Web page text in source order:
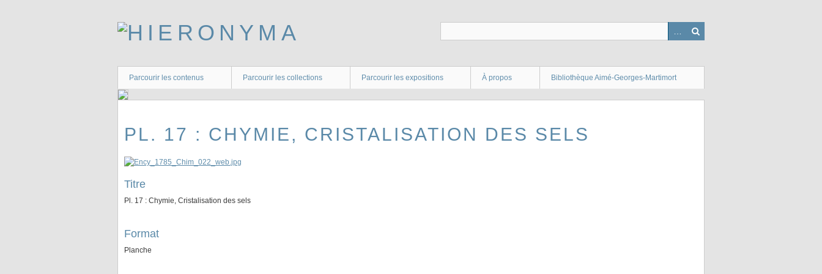
Parcourir les contenus Parcourir les collections Parcourir les expositions À propos Bibliothèque Aimé-Georges-Martimort
PL. 17 : CHYMIE, CRISTALISATION DES SELS
Titre
Pl. 17 : Chymie, Cristalisation des sels
Format
Planche